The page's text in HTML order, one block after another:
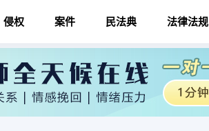
侵权 案件 民法典 法律法规